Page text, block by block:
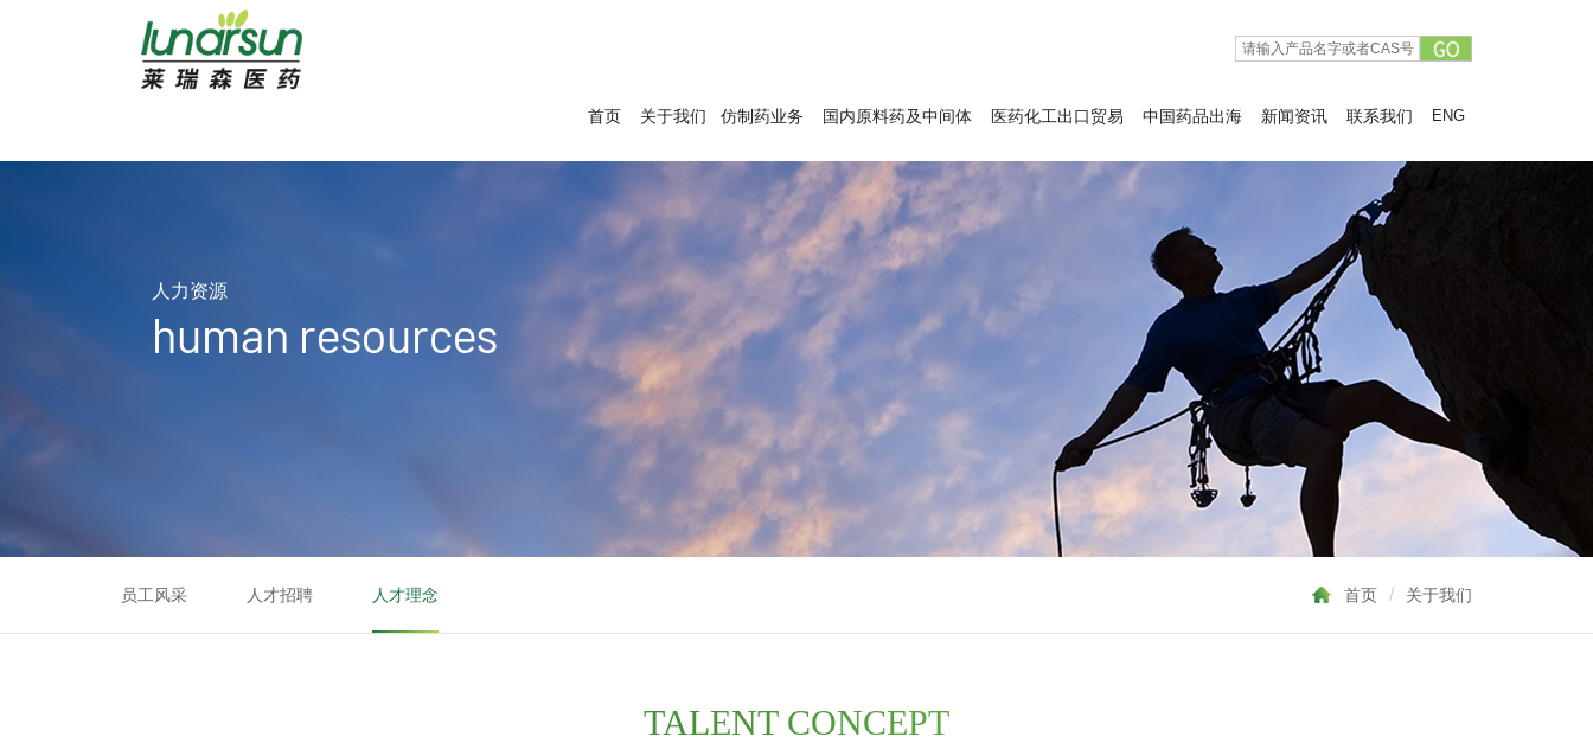
首页 关于我们 仿制药业务 国内原料药及中间体 医药化工出口贸易 中国药品出海 新闻资讯 联系我们 ENG
人力资源
human resources
首页 / 关于我们
员工风采 人才招聘 人才理念
TALENT CONCEPT